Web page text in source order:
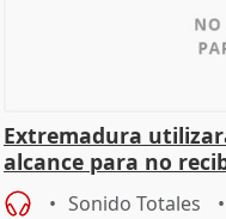
Extremadura
alcance para no
Sonido Totales